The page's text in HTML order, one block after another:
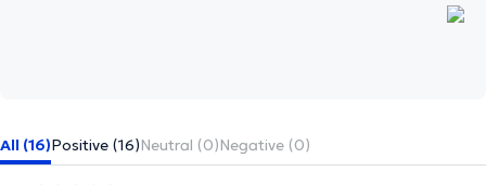
All (16)Positive (16)Neutral (0)Negative (0)